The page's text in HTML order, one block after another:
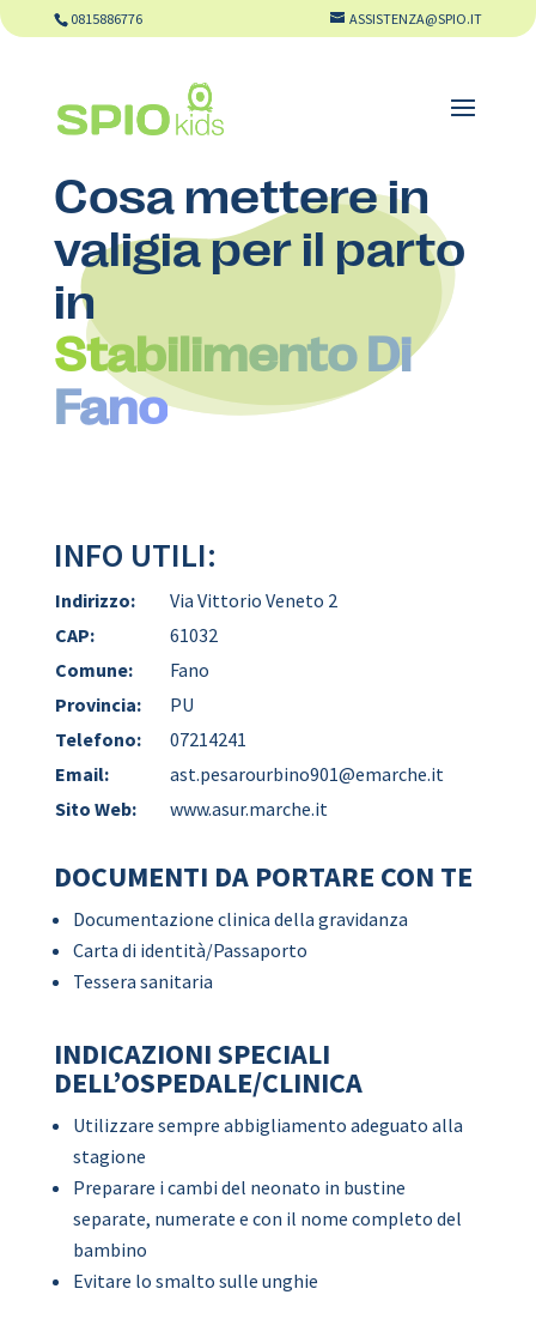
0815886776 ASSISTENZA@SPIO.IT
Cosa mettere in
valigia per il parto
in
Stabilimento Di
Fano
INFO UTILI:
Indirizzo:
Via Vittorio Veneto 2
CAP:
61032
Comune:
Fano
Provincia:
PU
Telefono:
07214241
Email:
ast.pesarourbino901@emarche.it
Sito Web:
www.asur.marche.it
DOCUMENTI DA PORTARE CON TE
Documentazione clinica della gravidanza
Carta di identità/Passaporto
Tessera sanitaria
INDICAZIONI SPECIALI
DELL’OSPEDALE/CLINICA
Utilizzare sempre abbigliamento adeguato alla
stagione
Preparare i cambi del neonato in bustine
separate, numerate e con il nome completo del
bambino
Evitare lo smalto sulle unghie